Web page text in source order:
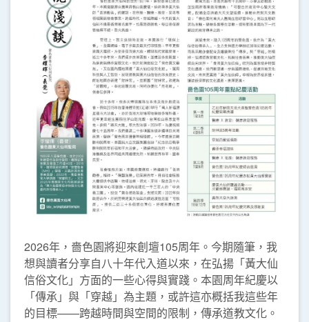
2026年，嗇色園將迎來創壇105周年。今期隨筆，我
想與讀者分享自八十年代入道以來，在弘揚「黃大仙
信俗文化」方面的一些心得與實踐。本園周年紀慶以
「傳承」與「穿越」為主題，或許這亦概括我這些年
的目標——跨越時間與空間的限制，傳承道教文化。